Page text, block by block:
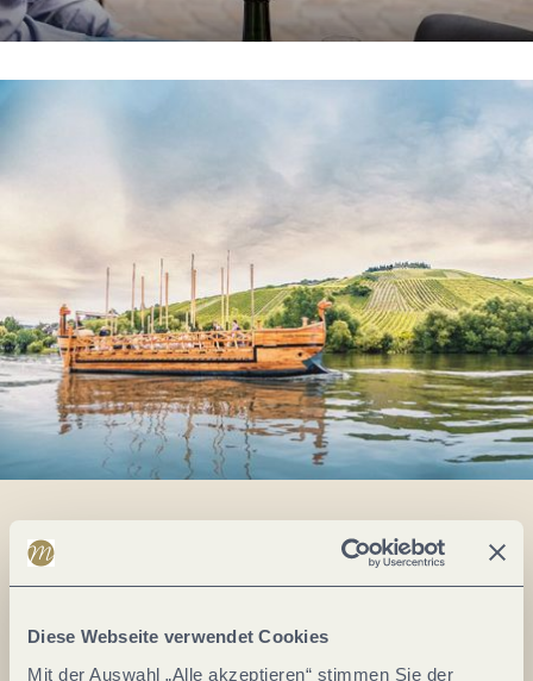
Diese Webseite verwendet Cookies
Mit der Auswahl „Alle akzeptieren“ stimmen Sie der
Alles im Fluss...
Mosel im Abo: Mit unserem Newsletter